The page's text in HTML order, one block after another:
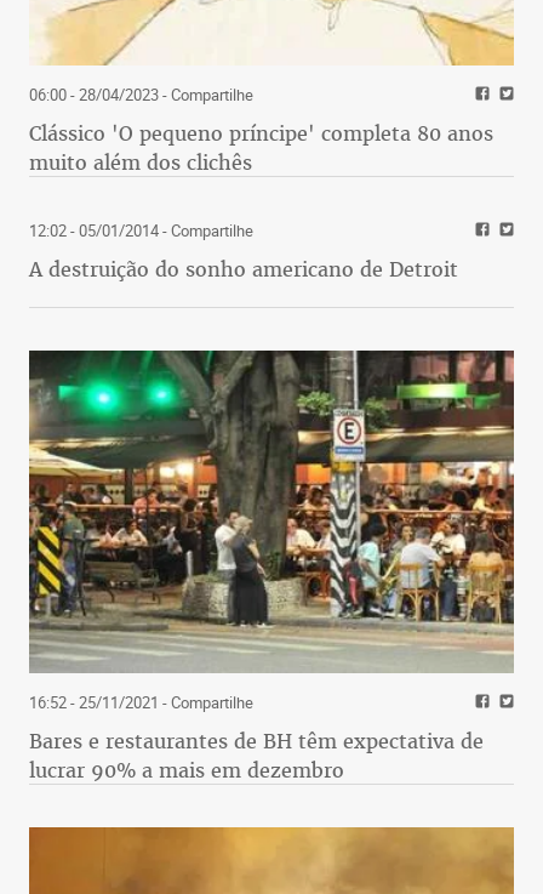
06:00 - 28/04/2023- Compartilhe
Clássico 'O pequeno príncipe' completa 80 anos
muito além dos clichês
12:02 - 05/01/2014- Compartilhe
A destruição do sonho americano de Detroit
16:52 - 25/11/2021 - Compartilhe
Bares e restaurantes de BH têm expectativa de
lucrar 90% a mais em dezembro